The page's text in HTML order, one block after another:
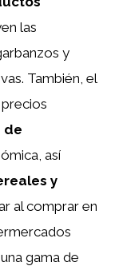
las
y
También, el
de
así
y
al comprar en
gama de